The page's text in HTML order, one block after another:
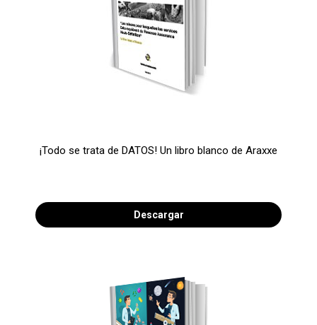
¡Todo se trata de DATOS! Un libro blanco de Araxxe
Descargar